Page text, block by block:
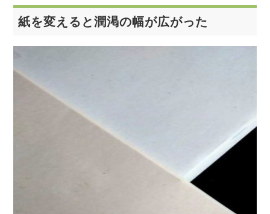
紙を変えると潤渇の幅が広がった